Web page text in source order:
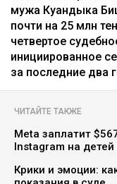
мужа Куандыка
почти на 25 млн
четвертое
инициированное
за последние два
ЧИТАЙТЕ ТАКЖЕ
Meta заплатит
Instagram на
Крики и эмоции: